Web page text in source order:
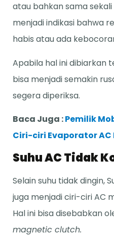
atau bahkan sama sekali
menjadi indikasi bahwa
habis atau ada
Apabila hal ini dibiarkan
bisa menjadi semakin
segera diperiksa.
Baca Juga :Pemilik
Ciri-ciri Evaporator AC
Suhu AC Tidak
Selain suhu tidak dingin,
juga menjadi ciri-ciri AC
Hal ini bisa disebabkan
magnetic clutch.